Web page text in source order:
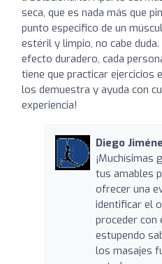
seca, que es nada más que
punto especifico de un
estéril y limpio, no cabe
efecto duradero, cada
tiene que practicar ejercicios
los demuestra y ayuda con
experiencia!
Diego
¡Muchísimas
tus amables
ofrecer una
identificar el
proceder con
estupendo
los masajes